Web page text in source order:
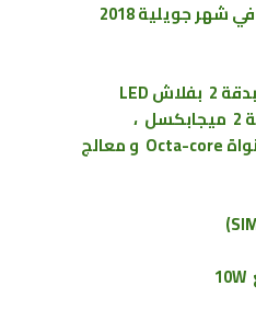
يعمل بمعالج كيرين Hisilicon Kirin 970 التابع لشركة هواوي بسرعة ثماني النواة Octa-core و معالج